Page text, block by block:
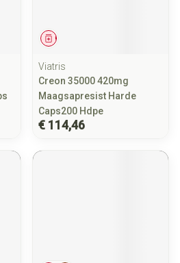
Geneesmiddel
Viatris
Creon 35000 420mg
Maagsapresist Harde
Caps200 Hdpe
€ 114,46